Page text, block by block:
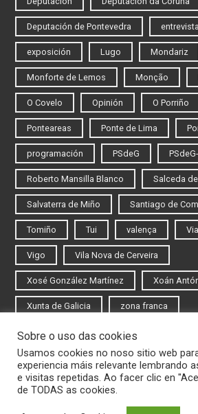
Deputación de Pontevedra
exposición Lugo Mondariz
Monforte de Lemos Monção
O Covelo Opinión O Porriño
Ponteareas Ponte de Lima
programación PSdeG
Roberto Mansilla Blanco Salceda
Salvaterra de Miño Santiago de
Tomiño Tui valença
Vigo Vila Nova de Cerveira
Xosé González Martínez Xoán
Xunta de Galicia zona franca
Iniciar sesión
Rexistrarse
Sobre o uso das cookies
Usamos cookies no noso sitio web
experiencia máis relevante lembrando
e visitas repetidas. Ao facer clic en
de TODAS as cookies.